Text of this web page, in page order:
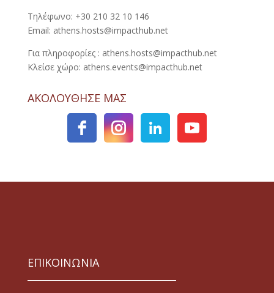
Τηλέφωνο: +30 210 32 10 146
Email: athens.hosts@impacthub.net
Για πληροφορίες : athens.hosts@impacthub.net
Κλείσε χώρο: athens.events@impacthub.net
ΑΚΟΛΟΥΘΗΣΕ ΜΑΣ
ΕΠΙΚΟΙΝΩΝΙΑ